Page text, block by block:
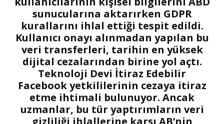
sunucularına aktarırken GDPR
kurallarını ihlal ettiği tespit edildi.
Kullanıcı onayı alınmadan yapılan bu
veri transferleri, tarihin en yüksek
dijital cezalarından birine yol açtı.
Teknoloji Devi İtiraz Edebilir
Facebook yetkililerinin cezaya itiraz
etme ihtimali bulunuyor. Ancak
uzmanlar, bu tür yaptırımların veri